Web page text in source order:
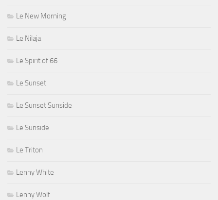
Le New Morning
Le Nilaja
Le Spirit of 66
Le Sunset
Le Sunset Sunside
Le Sunside
Le Triton
Lenny White
Lenny Wolf